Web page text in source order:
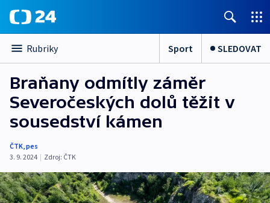
Rubriky Sport SLEDOVAT
Braňany odmítly záměr
Severočeských dolů těžit v
sousedství kámen
ČTK,pes
3. 9. 2024 | Zdroj: ČTK